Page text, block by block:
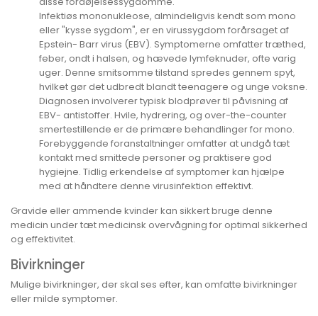
Infektiøs mononukleose, almindeligvis kendt som mono
eller "kysse sygdom", er en virussygdom forårsaget af
Epstein- Barr virus (EBV). Symptomerne omfatter træthed,
feber, ondt i halsen, og hævede lymfeknuder, ofte varig
uger. Denne smitsomme tilstand spredes gennem spyt,
hvilket gør det udbredt blandt teenagere og unge voksne.
Diagnosen involverer typisk blodprøver til påvisning af
EBV- antistoffer. Hvile, hydrering, og over-the-counter
smertestillende er de primære behandlinger for mono.
Forebyggende foranstaltninger omfatter at undgå tæt
kontakt med smittede personer og praktisere god
hygiejne. Tidlig erkendelse af symptomer kan hjælpe
med at håndtere denne virusinfektion effektivt.
Gravide eller ammende kvinder kan sikkert bruge denne
medicin under tæt medicinsk overvågning for optimal sikkerhed
og effektivitet.
Bivirkninger
Mulige bivirkninger, der skal ses efter, kan omfatte bivirkninger
eller milde symptomer.